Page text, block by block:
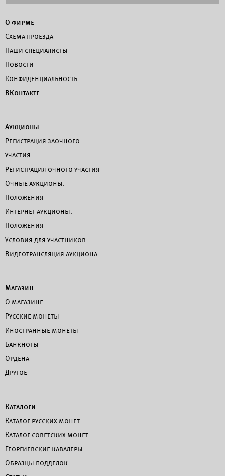
О фирме
Схема проезда
Наши специалисты
Новости
Конфиденциальность
ВКонтакте
Аукционы
Регистрация заочного
участия
Регистрация очного участия
Очные аукционы.
Положения
Интернет аукционы.
Положения
Условия для участников
Видеотрансляция аукциона
Магазин
О магазине
Русские монеты
Иностранные монеты
Банкноты
Ордена
Другое
Каталоги
Каталог русских монет
Каталог советских монет
Георгиевские кавалеры
Образцы подделок